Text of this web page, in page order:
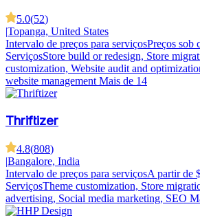
5.0(52)
|Topanga, United States
Intervalo de preços para serviçosPreços sob
ServiçosStore build or redesign, Store
customization, Website audit and
website management Mais de 14
Thriftizer
4.8(808)
|Bangalore, India
Intervalo de preços para serviçosA partir de
ServiçosTheme customization, Store
advertising, Social media marketing, SEO